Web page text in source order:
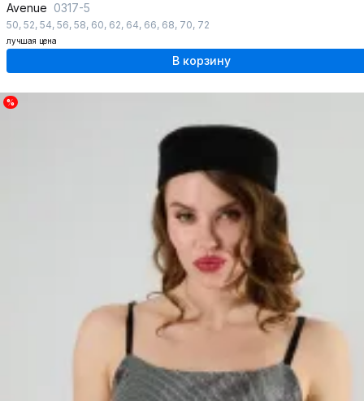
Avenue 0317-5
50, 52, 54, 56, 58, 60, 62, 64, 66, 68, 70, 72
лучшая цена
В корзину
%